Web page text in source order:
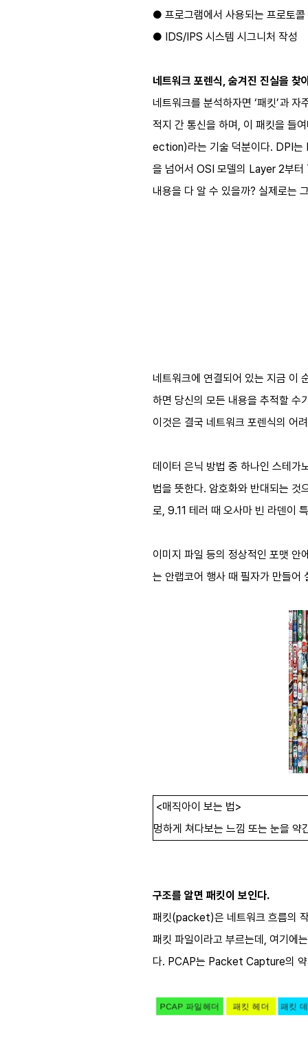
● 프로그램에서 사용되는 프로토
● IDS/IPS 시스템 시그니처 작성
네트워크 포렌식, 숨겨진 진실을 찾
네트워크를 분석하자면 ‘패킷’과
적지 간 통신을 하며, 이 패킷을 들
ection)라는 기술 덕분이다. DPI는
을 넘어서 OSI 모델의 Layer 2부터
내용을 다 알 수 있을까? 실제로는
네트워크에 연결되어 있는 지금 이
하면 당신의 모든 내용을 추적할 수
이것은 결국 네트워크 포렌식의 어
데이터 은닉 방법 중 하나인 스테
법을 뜻한다. 암호화와 반대되는 것
로, 9.11 테러 때 오사마 빈 라덴이
이미지 파일 등의 정상적인 포맷 안
는 안랩코어 행사 때 필자가 만들
<매직아이 보는 법>
멍하게 쳐다보는 느낌 또는 눈을 약
구조를 알면 패킷이 보인다.
패킷(packet)은 네트워크 흐름의
패킷 파일이라고 부르는데, 여기에
다. PCAP는 Packet Capture의 약